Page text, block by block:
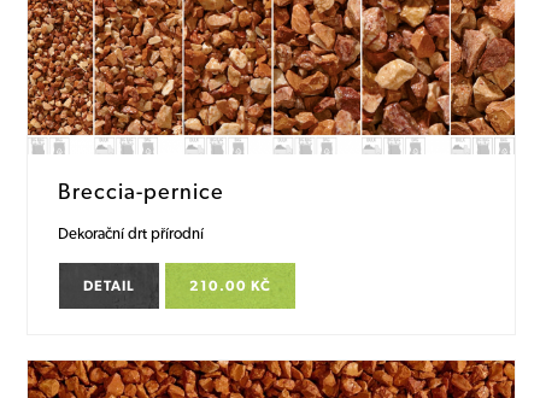
Breccia-pernice
Dekorační drt přírodní
DETAIL 210.00 KČ